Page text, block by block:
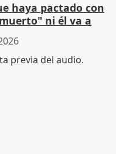
haya pactado con
ni él va a